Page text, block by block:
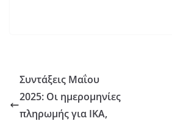
Συντάξεις Μαΐου
2025: Οι ημερομηνίες
πληρωμής για ΙΚΑ,